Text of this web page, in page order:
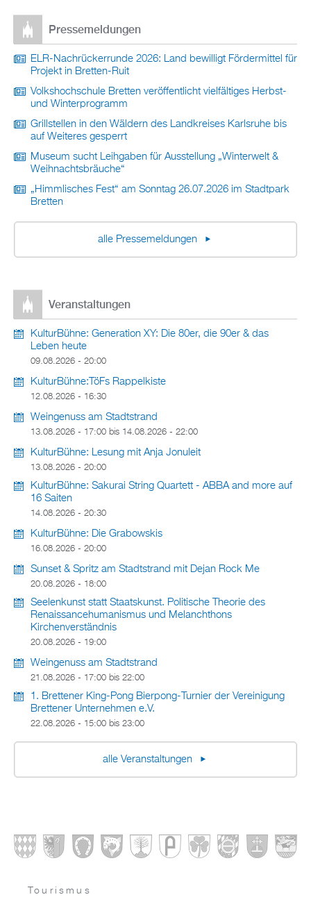
Pressemeldungen
ELR-Nachrückerrunde 2026: Land bewilligt Fördermittel für
Projekt in Bretten-Ruit
Volkshochschule Bretten veröffentlicht vielfältiges Herbst-
und Winterprogramm
Grillstellen in den Wäldern des Landkreises Karlsruhe bis
auf Weiteres gesperrt
Museum sucht Leihgaben für Ausstellung „Winterwelt &
Weihnachtsbräuche“
„Himmlisches Fest“ am Sonntag 26.07.2026 im Stadtpark
Bretten
alle Pressemeldungen
Veranstaltungen
KulturBühne: Generation XY: Die 80er, die 90er & das
Leben heute
09.08.2026 - 20:00
KulturBühne:TöFs Rappelkiste
12.08.2026 - 16:30
Weingenuss am Stadtstrand
13.08.2026 - 17:00 bis 14.08.2026 - 22:00
KulturBühne: Lesung mit Anja Jonuleit
13.08.2026 - 20:00
KulturBühne: Sakurai String Quartett - ABBA and more auf
16 Saiten
14.08.2026 - 20:30
KulturBühne: Die Grabowskis
16.08.2026 - 20:00
Sunset & Spritz am Stadtstrand mit Dejan Rock Me
20.08.2026 - 18:00
Seelenkunst statt Staatskunst. Politische Theorie des
Renaissancehumanismus und Melanchthons
Kirchenverständnis
20.08.2026 - 19:00
Weingenuss am Stadtstrand
21.08.2026 - 17:00 bis 22:00
1. Brettener King-Pong Bierpong-Turnier der Vereinigung
Brettener Unternehmen e.V.
22.08.2026 - 15:00 bis 23:00
alle Veranstaltungen
Tourismus